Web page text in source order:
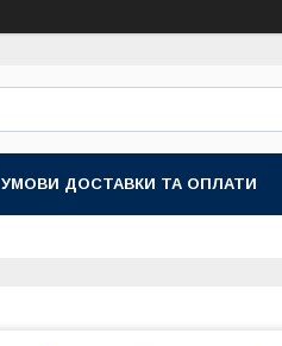
УМОВИ ДОСТАВКИ ТА ОПЛАТИ